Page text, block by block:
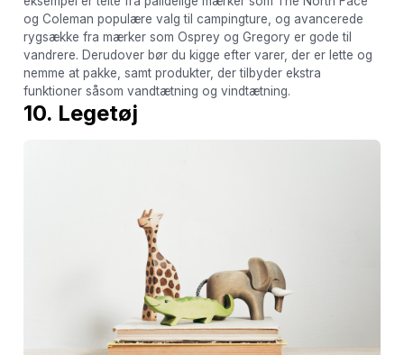
og Coleman populære valg til campingture, og avancerede
rygsække fra mærker som Osprey og Gregory er gode til
vandrere. Derudover bør du kigge efter varer, der er lette og
nemme at pakke, samt produkter, der tilbyder ekstra
funktioner såsom vandtætning og vindtætning.
10. Legetøj